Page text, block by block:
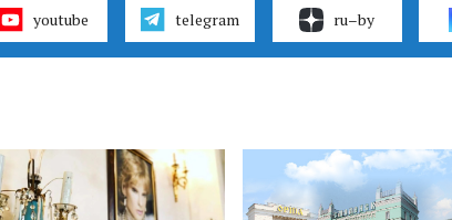
youtube telegram ru–by